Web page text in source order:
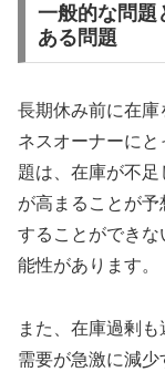
一般的な問題
ある問題
長期休み前に在
ネスオーナーに
題は、在庫が不
が高まることが
することができ
能性があります。
また、在庫過剰
需要が急激に減